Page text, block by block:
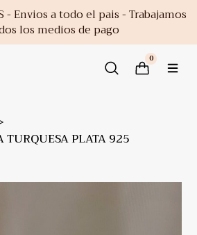
- Envios a todo el pais - Trabajamos
los medios de pago
0
TURQUESA PLATA 925